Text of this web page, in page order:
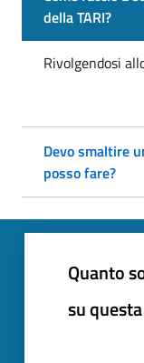
della TARI?
Rivolgendosi
Devo smaltire
posso fare?
Quanto
su